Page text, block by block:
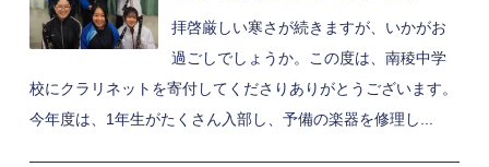
拝啓厳しい寒さが続きますが、いかがお
過ごしでしょうか。この度は、南稜中学
校にクラリネットを寄付してくださりありがとうございます。
今年度は、1年生がたくさん入部し、予備の楽器を修理し...